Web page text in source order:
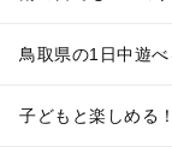
鳥取県の1日中遊べ
子どもと楽しめる